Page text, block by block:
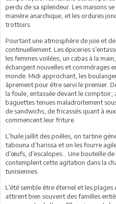
perdu de sa splendeur. Les maisons
manière anarchique, et les ordures
trottoirs.
Pourtant une atmosphère de joie et
continuellement. Les épiceries
les femmes voilées, un cabas à la
échangent nouvelles et commérages
monde. Midi approchant, les
âprement pour être servi le premier.
la foule, entassée devant le
baguettes tenues maladroitement
de sandwichs, de fricassés quant à
commencent leur friture.
L’huile jaillit des poêles, on tartine
tabouna d’harissa et on les fourre
d’œufs, d’escalopes… Une bouteille
contemplent cette agitation dans la
tunisiennes.
L’été semble être éternel et les
attirent bien souvent des familles